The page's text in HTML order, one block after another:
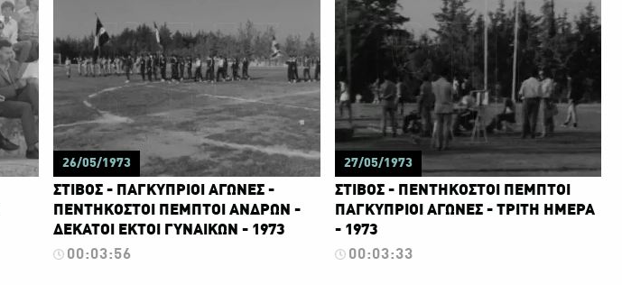
26/05/1973
ΣΤΙΒΟΣ - ΠΑΓΚΥΠΡΙΟΙ ΑΓΩΝΕΣ -
ΠΕΝΤΗΚΟΣΤΟΙ ΠΕΜΠΤΟΙ ΑΝΔΡΩΝ -
ΔΕΚΑΤΟΙ ΕΚΤΟΙ ΓΥΝΑΙΚΩΝ - 1973
00:03:56
27/05/1973
ΣΤΙΒΟΣ - ΠΕΝΤΗΚΟΣΤΟΙ ΠΕΜΠΤΟΙ
ΠΑΓΚΥΠΡΙΟΙ ΑΓΩΝΕΣ - ΤΡΙΤΗ ΗΜΕΡΑ
- 1973
00:03:33